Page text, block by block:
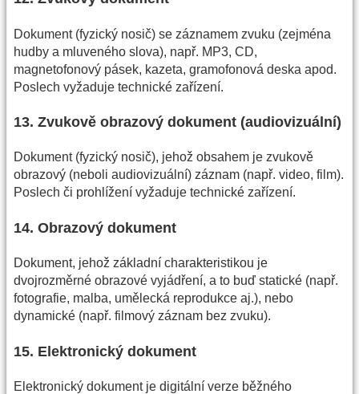
Dokument (fyzický nosič) se záznamem zvuku (zejména
hudby a mluveného slova), např. MP3, CD,
magnetofonový pásek, kazeta, gramofonová deska apod.
Poslech vyžaduje technické zařízení.
13. Zvukově obrazový dokument (audiovizuální)
Dokument (fyzický nosič), jehož obsahem je zvukově
obrazový (neboli audiovizuální) záznam (např. video, film).
Poslech či prohlížení vyžaduje technické zařízení.
14. Obrazový dokument
Dokument, jehož základní charakteristikou je
dvojrozměrné obrazové vyjádření, a to buď statické (např.
fotografie, malba, umělecká reprodukce aj.), nebo
dynamické (např. filmový záznam bez zvuku).
15. Elektronický dokument
Elektronický dokument je digitální verze běžného